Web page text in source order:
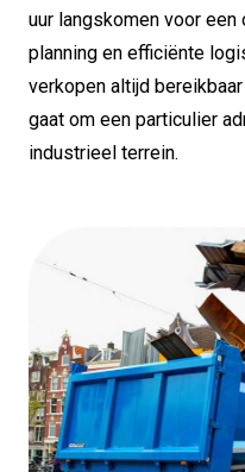
uur langskomen voor
planning en efficiënte
verkopen altijd
gaat om een particulier
industrieel terrein.